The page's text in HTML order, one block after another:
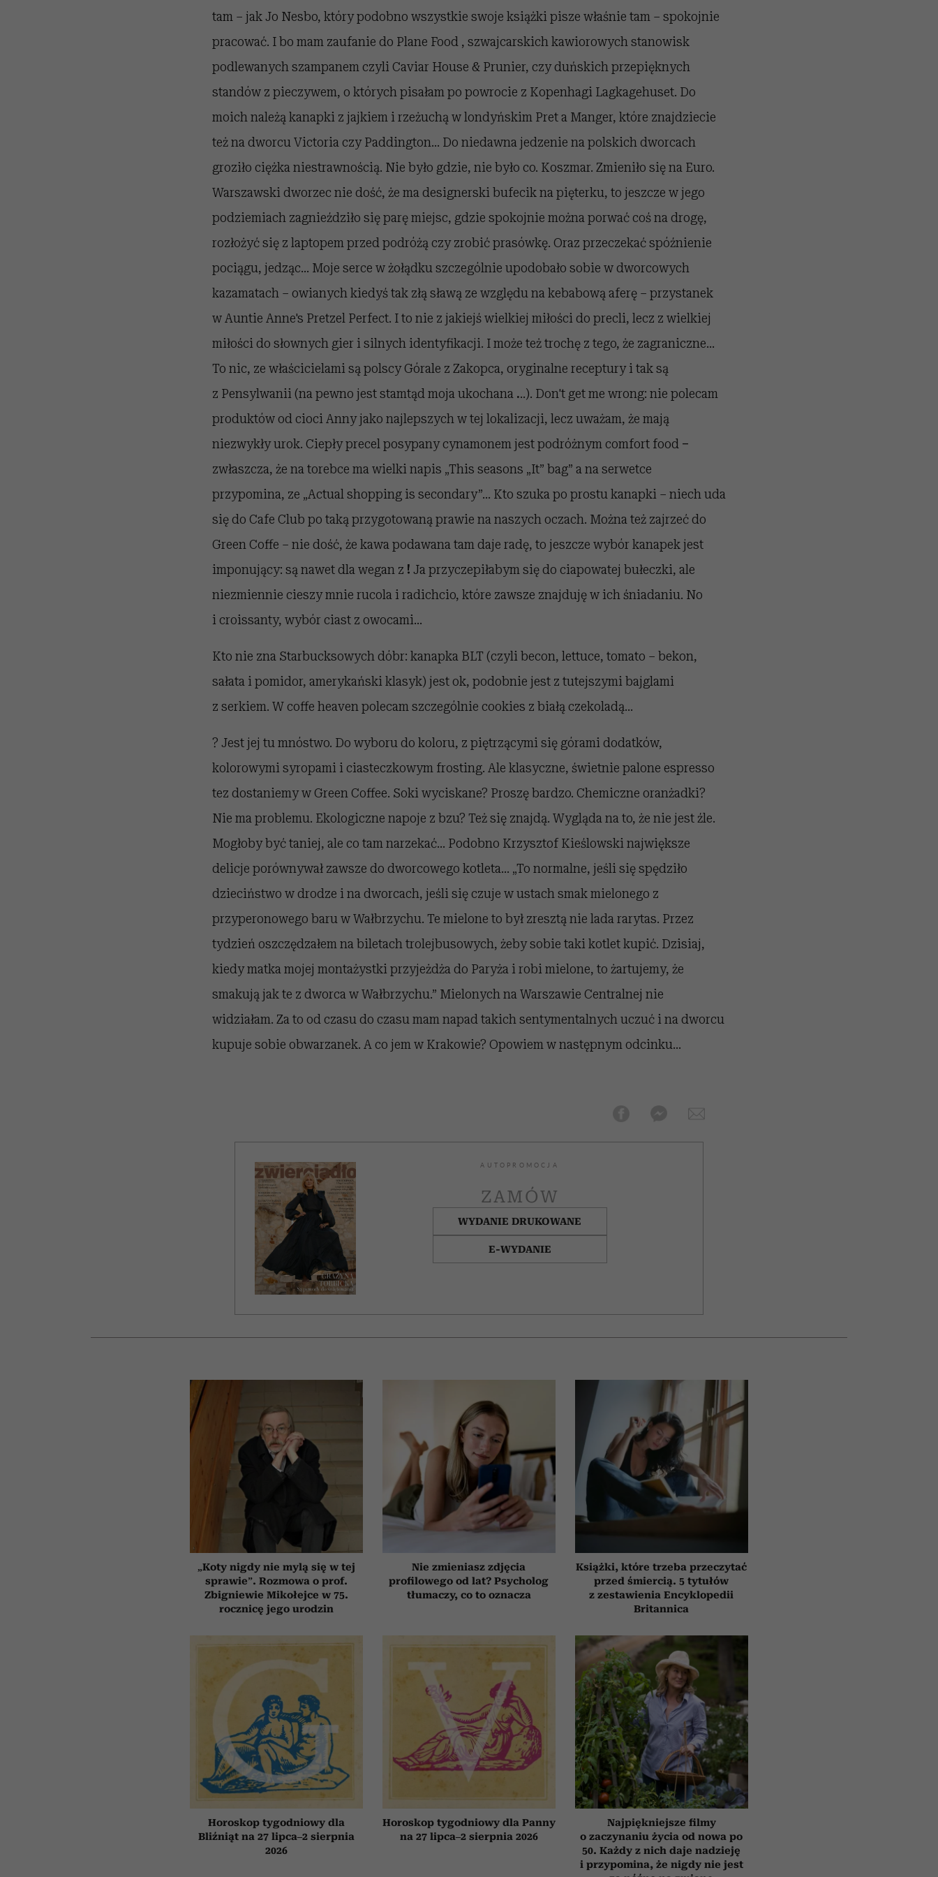
tam – jak Jo Nesbo, który podobno wszystkie swoje książki pisze właśnie tam – spokojnie
pracować. I bo mam zaufanie do Plane Food , szwajcarskich kawiorowych stanowisk
podlewanych szampanem czyli Caviar House & Prunier, czy duńskich przepięknych
standów z pieczywem, o których pisałam po powrocie z Kopenhagi Lagkagehuset. Do
moich należą kanapki z jajkiem i rzeżuchą w londyńskim Pret a Manger, które znajdziecie
też na dworcu Victoria czy Paddington... Do niedawna jedzenie na polskich dworcach
groziło ciężka niestrawnością. Nie było gdzie, nie było co. Koszmar. Zmieniło się na Euro.
Warszawski dworzec nie dość, że ma designerski bufecik na pięterku, to jeszcze w jego
podziemiach zagnieździło się parę miejsc, gdzie spokojnie można porwać coś na drogę,
rozłożyć się z laptopem przed podróżą czy zrobić prasówkę. Oraz przeczekać spóźnienie
pociągu, jedząc... Moje serce w żołądku szczególnie upodobało sobie w dworcowych
kazamatach – owianych kiedyś tak złą sławą ze względu na kebabową aferę – przystanek
w Auntie Anne's Pretzel Perfect. I to nie z jakiejś wielkiej miłości do precli, lecz z wielkiej
miłości do słownych gier i silnych identyfikacji. I może też trochę z tego, że zagraniczne...
To nic, ze właścicielami są polscy Górale z Zakopca, oryginalne receptury i tak są
z Pensylwanii (na pewno jest stamtąd moja ukochana ...). Don't get me wrong: nie polecam
produktów od cioci Anny jako najlepszych w tej lokalizacji, lecz uważam, że mają
niezwykły urok. Ciepły precel posypany cynamonem jest podróżnym comfort food –
zwłaszcza, że na torebce ma wielki napis „This seasons „It” bag” a na serwetce
przypomina, ze „Actual shopping is secondary”... Kto szuka po prostu kanapki – niech uda
się do Cafe Club po taką przygotowaną prawie na naszych oczach. Można też zajrzeć do
Green Coffe – nie dość, że kawa podawana tam daje radę, to jeszcze wybór kanapek jest
imponujący: są nawet dla wegan z ! Ja przyczepiłabym się do ciapowatej bułeczki, ale
niezmiennie cieszy mnie rucola i radichcio, które zawsze znajduję w ich śniadaniu. No
i croissanty, wybór ciast z owocami...
Kto nie zna Starbucksowych dóbr: kanapka BLT (czyli becon, lettuce, tomato – bekon,
sałata i pomidor, amerykański klasyk) jest ok, podobnie jest z tutejszymi bajglami
z serkiem. W coffe heaven polecam szczególnie cookies z białą czekoladą...
? Jest jej tu mnóstwo. Do wyboru do koloru, z piętrzącymi się górami dodatków,
kolorowymi syropami i ciasteczkowym frosting. Ale klasyczne, świetnie palone espresso
tez dostaniemy w Green Coffee. Soki wyciskane? Proszę bardzo. Chemiczne oranżadki?
Nie ma problemu. Ekologiczne napoje z bzu? Też się znajdą. Wygląda na to, że nie jest źle.
Mogłoby być taniej, ale co tam narzekać... Podobno Krzysztof Kieślowski największe
delicje porównywał zawsze do dworcowego kotleta... „To normalne, jeśli się spędziło
dzieciństwo w drodze i na dworcach, jeśli się czuje w ustach smak mielonego z
przyperonowego baru w Wałbrzychu. Te mielone to był zresztą nie lada rarytas. Przez
tydzień oszczędzałem na biletach trolejbusowych, żeby sobie taki kotlet kupić. Dzisiaj,
kiedy matka mojej montażystki przyjeżdża do Paryża i robi mielone, to żartujemy, że
smakują jak te z dworca w Wałbrzychu.” Mielonych na Warszawie Centralnej nie
widziałam. Za to od czasu do czasu mam napad takich sentymentalnych uczuć i na dworcu
kupuje sobie obwarzanek. A co jem w Krakowie? Opowiem w następnym odcinku...
AUTOPROMOCJA
ZAMÓW
WYDANIE DRUKOWANE
E-WYDANIE
„Koty nigdy nie mylą się w tej
sprawie”. Rozmowa o prof.
Zbigniewie Mikołejce w 75.
rocznicę jego urodzin
Nie zmieniasz zdjęcia
profilowego od lat? Psycholog
tłumaczy, co to oznacza
Książki, które trzeba przeczytać
przed śmiercią. 5 tytułów
z zestawienia Encyklopedii
Britannica
Horoskop tygodniowy dla
Bliźniąt na 27 lipca–2 sierpnia
2026
Horoskop tygodniowy dla Panny
na 27 lipca–2 sierpnia 2026
Najpiękniejsze filmy
o zaczynaniu życia od nowa po
50. Każdy z nich daje nadzieję
i przypomina, że nigdy nie jest